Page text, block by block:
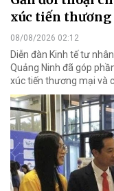
xúc tiến thương
08/08/2026 02:12
Diễn đàn Kinh tế tư
Quảng Ninh đã góp
xúc tiến thương mại và